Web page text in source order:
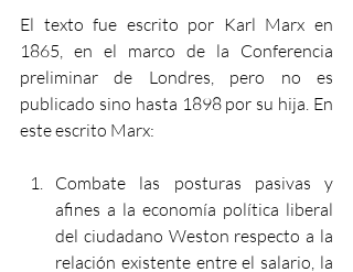
El texto fue escrito por Karl Marx en
1865, en el marco de la Conferencia
preliminar de Londres, pero no es
publicado sino hasta 1898 por su hija. En
este escrito Marx:
Combate las posturas pasivas y
afines a la economía política liberal
del ciudadano Weston respecto a la
relación existente entre el salario, la